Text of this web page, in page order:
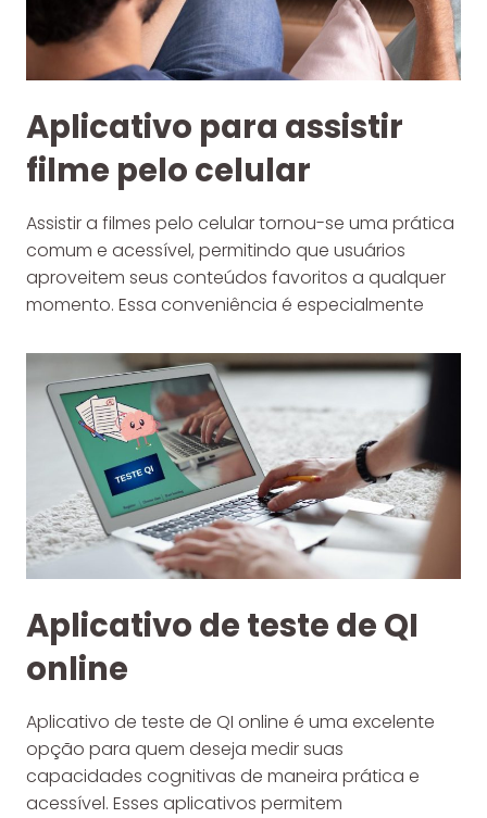
Aplicativo para assistir
filme pelo celular
Assistir a filmes pelo celular tornou-se uma prática
comum e acessível, permitindo que usuários
aproveitem seus conteúdos favoritos a qualquer
momento. Essa conveniência é especialmente
Aplicativo de teste de QI
online
Aplicativo de teste de QI online é uma excelente
opção para quem deseja medir suas
capacidades cognitivas de maneira prática e
acessível. Esses aplicativos permitem